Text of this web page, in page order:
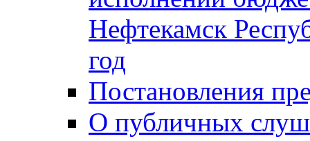
Нефтекамск
год
Постановления
О публичных